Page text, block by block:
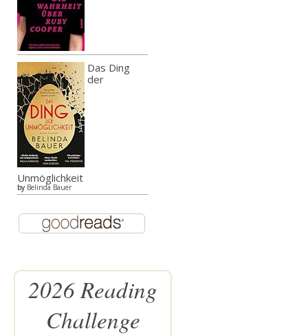
Das Ding
der
Unmöglichkeit
by Belinda Bauer
2026 Reading
Challenge